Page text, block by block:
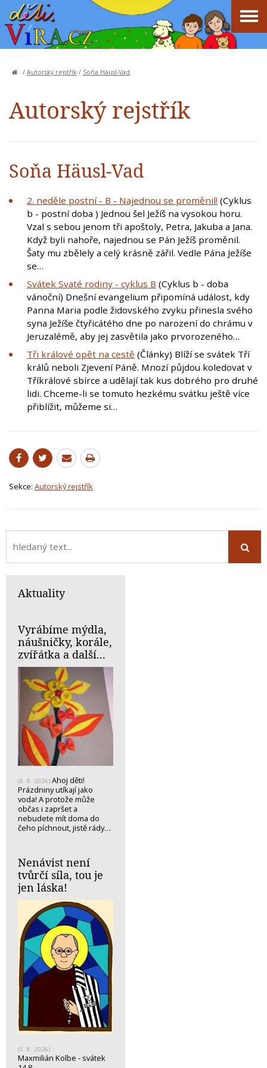
/ Autorský rejstřík / Soňa Häusl-Vad
Autorský rejstřík
Soňa Häusl-Vad
2. neděle postní - B - Najednou se proměnil! (Cyklus
b - postní doba ) Jednou šel Ježíš na vysokou horu.
Vzal s sebou jenom tři apoštoly, Petra, Jakuba a Jana.
Když byli nahoře, najednou se Pán Ježíš proměnil.
Šaty mu zbělely a celý krásně zářil. Vedle Pána Ježíše
se…
Svátek Svaté rodiny - cyklus B (Cyklus b - doba
vánoční) Dnešní evangelium připomíná událost, kdy
Panna Maria podle židovského zvyku přinesla svého
syna Ježíše čtyřicátého dne po narození do chrámu v
Jeruzalémě, aby jej zasvětila jako prvorozeného…
Tři králové opět na cestě (Články) Blíží se svátek Tří
králů neboli Zjevení Páně. Mnozí půjdou koledovat v
Tříkrálové sbírce a udělají tak kus dobrého pro druhé
lidi. Chceme-li se tomuto hezkému svátku ještě více
přiblížit, můžeme si…
Sekce: Autorský rejstřík
Aktuality
Vyrábíme mýdla,
náušničky, korále,
zvířátka a další...
(8. 8. 2026) Ahoj děti!
Prázdniny utíkají jako
voda! A protože může
občas i zapršet a
nebudete mít doma do
čeho píchnout, jistě rády…
Nenávist není
tvůrčí síla, tou je
jen láska!
(5. 8. 2026)
Maxmilián Kolbe - svátek